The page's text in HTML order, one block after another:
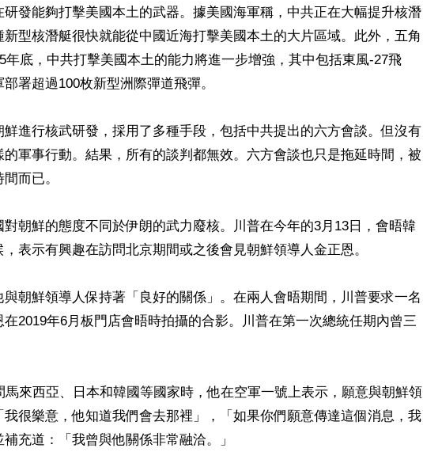
發能夠打擊美國本土的武器。據美國海軍稱，中共正在大幅提升核潛
型核潛艇很快就能從中國近海打擊美國本土的大片區域。此外，五角
年底，中共打擊美國本土的能力將進一步增強，其中包括東風-27飛
署超過100枚新型洲際彈道飛彈。
鮮進行核武研發，採用了多種手段，包括中共提出的六方會談。但沒有
軍事行動。結果，所有的談判都無效。六方會談也只是拖延時間，被
而已。
朝鮮的態度不同於伊朗的武力廢核。川普在今年的3月13日，會晤韓
表示有興趣在訪問北京期間或之後會見朝鮮領導人金正恩。
與朝鮮領導人保持著「良好的關係」。在兩人會晤期間，川普要求一名
2019年6月板門店會晤時拍攝的合影。川普在第一次總統任期內曾三
馬來西亞、日本和韓國等國家時，他在空軍一號上表示，願意與朝鮮領
很樂意，他知道我們會去那裡」，「如果你們願意傳達這個消息，我
充道：「我曾與他關係非常融洽。」